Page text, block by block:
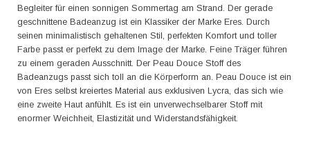
Begleiter für einen sonnigen Sommertag am Strand. Der gerade
geschnittene Badeanzug ist ein Klassiker der Marke Eres. Durch
seinen minimalistisch gehaltenen Stil, perfekten Komfort und toller
Farbe passt er perfekt zu dem Image der Marke. Feine Träger führen
zu einem geraden Ausschnitt. Der Peau Douce Stoff des
Badeanzugs passt sich toll an die Körperform an. Peau Douce ist ein
von Eres selbst kreiertes Material aus exklusiven Lycra, das sich wie
eine zweite Haut anfühlt. Es ist ein unverwechselbarer Stoff mit
enormer Weichheit, Elastizität und Widerstandsfähigkeit.